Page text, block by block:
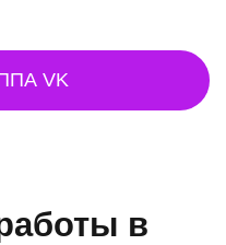
VK
в